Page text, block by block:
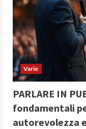
Varie
PARLARE IN
fondamentali
autorevolezza